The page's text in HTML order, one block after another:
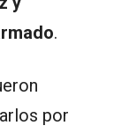
.
por